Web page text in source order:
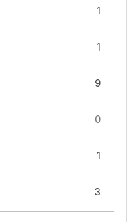
1
1
9
0
1
3